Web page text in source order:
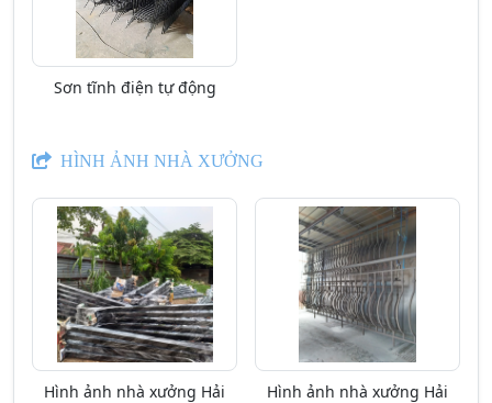
Sơn tĩnh điện tự động
HÌNH ẢNH NHÀ XƯỞNG
Hình ảnh nhà xưởng Hải
Hình ảnh nhà xưởng Hải